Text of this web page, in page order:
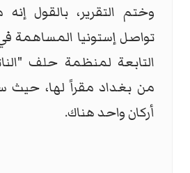
وختم التقرير، بالقول
تواصل إستونيا المساهمة
التابعة لمنظمة حلف
من بغداد مقراً لها، حيث
أركان واحد هناك.